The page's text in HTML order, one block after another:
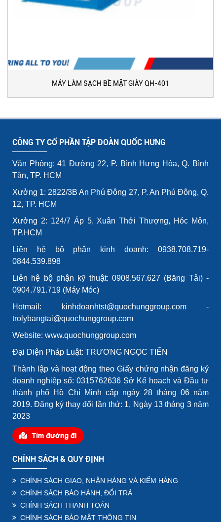
MÁY LÀM SẠCH BỀ MẶT GIÀY QH-401
CÔNG TY CỔ PHẦN TẬP ĐOÀN QUỐC HƯNG
Văn Phòng: 41 Đường 22, P. Bình Hưng Hòa, Q. Bình
Tân, TP. HCM
Xưởng 1: 2822/3B An Phú Đông 27, P. An Phú Đông, Q.
12, TP. HCM
Xưởng 2: 124/7 Áp 5, Xuân Thới Thượng, Hóc Môn,
TP.HCM
Liên hệ bộ phận kinh doanh: 0938.708.719-
0844.539.898
Liên hệ bộ phận kỹ thuật: 0908.567.627 (Băng Tải) -
0904.791.719 (Máy Móc)
Hotmail: kinhdoanhtst@quochunggroup.com -
trolybangtai@quochunggroup.com
Website: www.quochunggroup.com
Đại Diện Pháp Luật: TRƯƠNG NGỌC TIẾN
Thành lập và hoạt động theo Giấy chứng nhận đăng ký
doanh nghiệp số: 0315762636 Sở Kế hoạch và Đầu tư
thành phố Hồ Chí Minh cấp ngày 28 tháng 06 năm
2019. Đăng ký thay đổi lần thứ: 1, Ngày 13 tháng 3 năm
2023
CHÍNH SÁCH & QUY ĐỊNH
CHÍNH SÁCH GIAO, NHẬN HÀNG VÀ KIỂM HÀNG
CHÍNH SÁCH BẢO HÀNH, ĐỔI TRẢ
CHÍNH SÁCH THANH TOÁN
CHÍNH SÁCH BẢO MẬT THÔNG TIN